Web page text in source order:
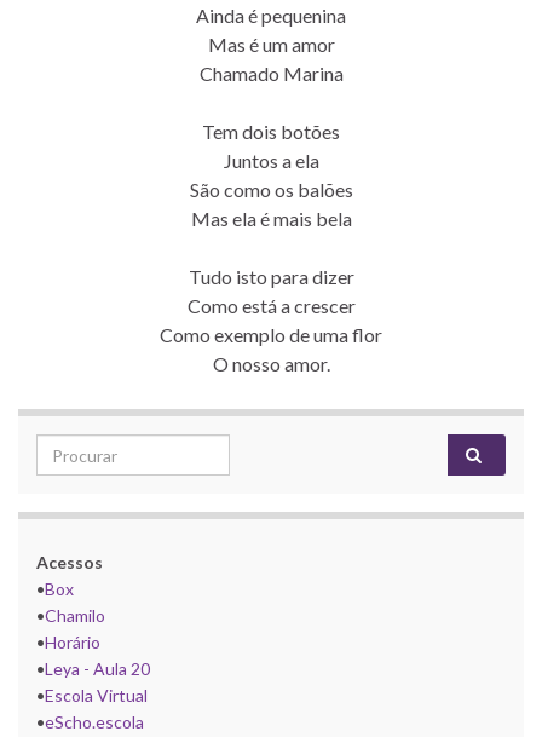
Ainda é pequenina
Mas é um amor
Chamado Marina
Tem dois botões
Juntos a ela
São como os balões
Mas ela é mais bela
Tudo isto para dizer
Como está a crescer
Como exemplo de uma flor
O nosso amor.
Search for:
Acessos
•Box
•Chamilo
•Horário
•Leya - Aula 20
•Escola Virtual
•eScho.escola